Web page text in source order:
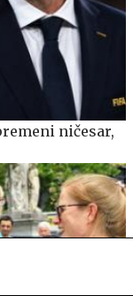
ničesar,